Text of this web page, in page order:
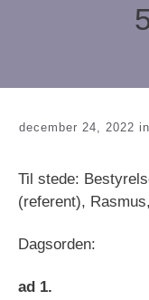
december 24, 2022 in
Til stede:
(referent),
Dagsorden:
ad 1.